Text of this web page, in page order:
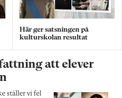
Här ger satsningen på
kulturskolan resultat
att elever
ställer vi fel